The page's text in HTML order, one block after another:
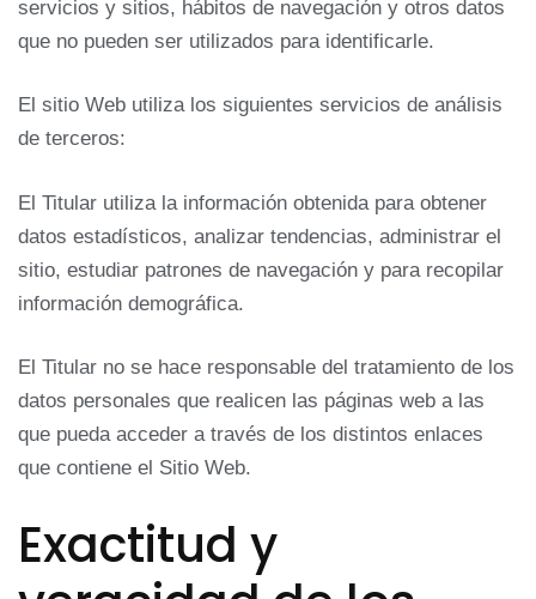
servicios y sitios, hábitos de navegación y otros datos
que no pueden ser utilizados para identificarle.
El sitio Web utiliza los siguientes servicios de análisis
de terceros:
El Titular utiliza la información obtenida para obtener
datos estadísticos, analizar tendencias, administrar el
sitio, estudiar patrones de navegación y para recopilar
información demográfica.
El Titular no se hace responsable del tratamiento de los
datos personales que realicen las páginas web a las
que pueda acceder a través de los distintos enlaces
que contiene el Sitio Web.
Exactitud y